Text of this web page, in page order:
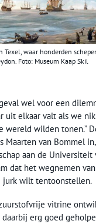
Texel, waar honderden
Foto: Museum Kaap Skil
wel voor een
uit elkaar valt als we
wereld wilden tonen.”
Maarten van Bommel
aan de Universiteit
dat het wegnemen
jurk wilt tentoonstellen.
vitrine
daarbij erg goed